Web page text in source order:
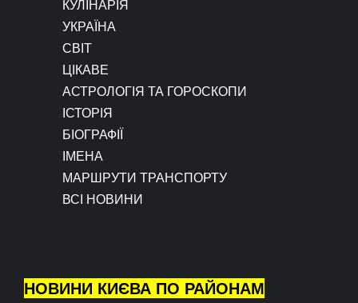
КУЛІНАРІЯ
УКРАЇНА
СВІТ
ЦІКАВЕ
АСТРОЛОГІЯ ТА ГОРОСКОПИ
ІСТОРІЯ
БІОГРАФІЇ
ІМЕНА
МАРШРУТИ ТРАНСПОРТУ
ВСІ НОВИНИ
НОВИНИ КИЄВА ПО РАЙОНАМ